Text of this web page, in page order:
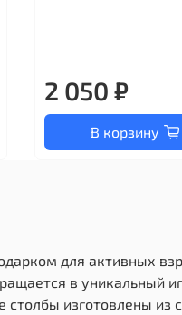
2 050 ₽
В корзину
для активных
в
изготовлены